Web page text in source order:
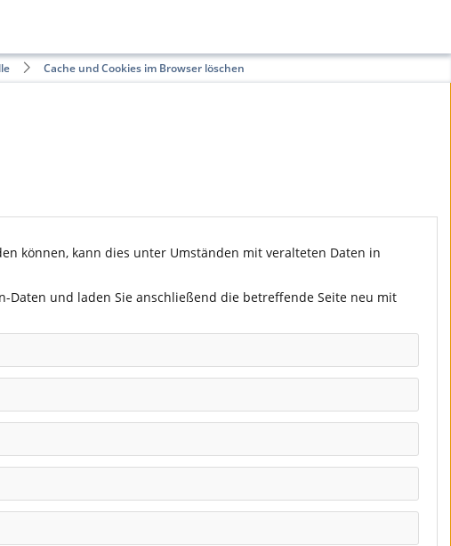
Cache und Cookies im Browser löschen
können, kann dies unter Umständen mit veralteten Daten in
Daten und laden Sie anschließend die betreffende Seite neu mit